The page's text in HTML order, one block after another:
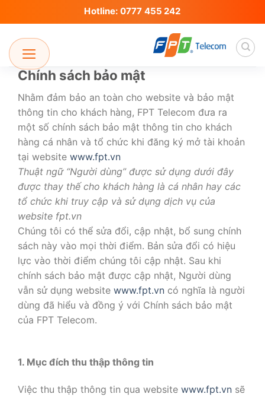
to
content
Hotline: 0777 455 242
Chính sách bảo mật
Nhằm đảm bảo an toàn cho website và bảo mật
thông tin cho khách hàng, FPT Telecom đưa ra
một số chính sách bảo mật thông tin cho khách
hàng cá nhân và tổ chức khi đăng ký mở tài khoản
tại website www.fpt.vn
Thuật ngữ “Người dùng” được sử dụng dưới đây
được thay thế cho khách hàng là cá nhân hay các
tổ chức khi truy cập và sử dụng dịch vụ của
website fpt.vn
Chúng tôi có thể sửa đổi, cập nhật, bổ sung chính
sách này vào mọi thời điểm. Bản sửa đổi có hiệu
lực vào thời điểm chúng tôi cập nhật. Sau khi
chính sách bảo mật được cập nhật, Người dùng
vẫn sử dụng website www.fpt.vn có nghĩa là người
dùng đã hiểu và đồng ý với Chính sách bảo mật
của FPT Telecom.
1. Mục đích thu thập thông tin
Việc thu thập thông tin qua website www.fpt.vn sẽ